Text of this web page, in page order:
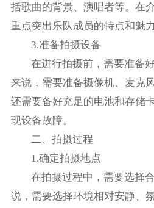
括歌曲的背景、演唱者等。在
重点突出乐队成员的特点和魅力
3.准备拍摄设备
在进行拍摄前，需要准备
来说，需要准备摄像机、麦克
还需要备好充足的电池和存储
现设备故障。
二、拍摄过程
1.确定拍摄地点
在拍摄过程中，需要选择
说，需要选择环境相对安静、